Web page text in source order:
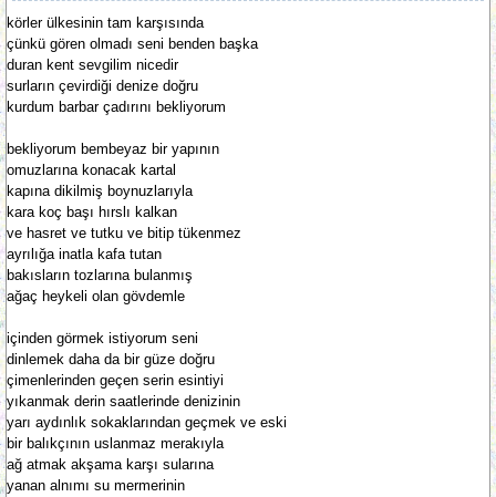
körler ülkesinin tam karşısında
çünkü gören olmadı seni benden başka
duran kent sevgilim nicedir
surların çevirdiği denize doğru
kurdum barbar çadırını bekliyorum
bekliyorum bembeyaz bir yapının
omuzlarına konacak kartal
kapına dikilmiş boynuzlarıyla
kara koç başı hırslı kalkan
ve hasret ve tutku ve bitip tükenmez
ayrılığa inatla kafa tutan
bakısların tozlarına bulanmış
ağaç heykeli olan gövdemle
içinden görmek istiyorum seni
dinlemek daha da bir güze doğru
çimenlerinden geçen serin esintiyi
yıkanmak derin saatlerinde denizinin
yarı aydınlık sokaklarından geçmek ve eski
bir balıkçının uslanmaz merakıyla
ağ atmak akşama karşı sularına
yanan alnımı su mermerinin